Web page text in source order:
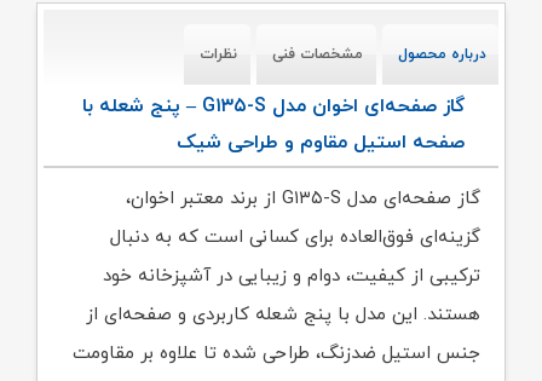
درباره محصول مشخصات فنی نظرات
گاز صفحه‌ای اخوان مدل G۱۳۵-S – پنج شعله با
صفحه استیل مقاوم و طراحی شیک
گاز صفحه‌ای مدل G۱۳۵-S از برند معتبر اخوان،
گزینه‌ای فوق‌العاده برای کسانی است که به دنبال
ترکیبی از کیفیت، دوام و زیبایی در آشپزخانه خود
هستند. این مدل با پنج شعله کاربردی و صفحه‌ای از
جنس استیل ضدزنگ، طراحی شده تا علاوه بر مقاومت